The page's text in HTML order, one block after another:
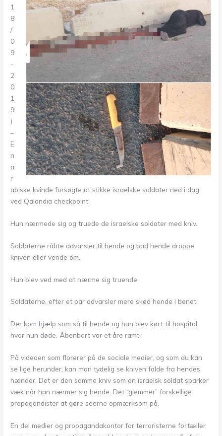
1
8
/
0
9
-
2
0
1
9
)
–
E
n
a
r
abiske kvinde forsøgte at stikke israelske soldater ned i dag
ved Qalandia checkpoint.
Hun nærmede sig og truede de israelske soldater med kniv.
Soldaterne råbte advarsler til hende og bad hende droppe
kniven eller vende om.
Hun blev ved med at nærme sig truende.
Soldaterne, efter et par advarsler mere skød hende i benet.
Der kom hjælp som så til hende og hun blev kørt til hospital
hvor hun døde. Åbenbart var et åre ramt.
På videoen som florerer på de sociale medier, og som du kan
se lige herunder, kan man tydelig se kniven falde fra hendes
hænder. Det er den samme kniv som en israelsk soldat sparker
væk når han nærmer sig hende. Det “glemmer” forskellige
propagandister at gøre seerne opmærksom på.
En del medier og propagandakontor for terroristerne fortæller